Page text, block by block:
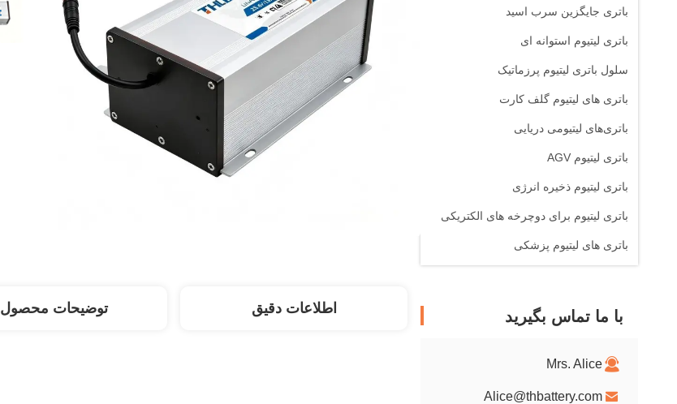
باتری جایگزین سرب اسید
باتری لیتیوم استوانه ای
سلول باتری لیتیوم پرزماتیک
باتری های لیتیوم گلف کارت
باتری‌های لیتیومی دریایی
باتری لیتیوم AGV
باتری لیتیوم ذخیره انرژی
باتری لیتیوم برای دوچرخه های الکتریکی
باتری های لیتیوم پزشکی
با ما تماس بگیرید
Mrs. Alice
Alice@thbattery.com
اطلاعات دقیق توضیحات محصول